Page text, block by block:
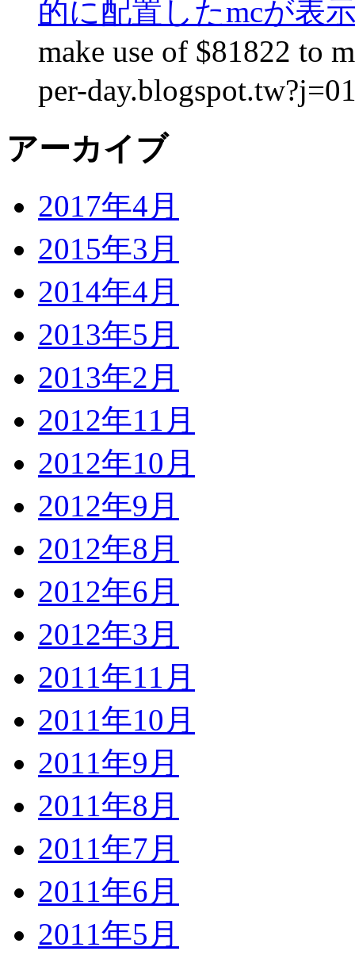
的に配置したmcが表
make use of $81822 to
per-
アーカイブ
2017年4月
2015年3月
2014年4月
2013年5月
2013年2月
2012年11月
2012年10月
2012年9月
2012年8月
2012年6月
2012年3月
2011年11月
2011年10月
2011年9月
2011年8月
2011年7月
2011年6月
2011年5月